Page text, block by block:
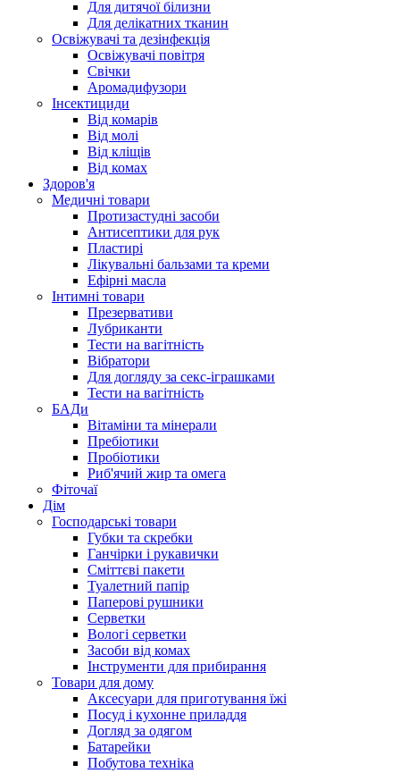
Для дитячої білизни
Для делікатних тканин
Освіжувачі та дезінфекція
Освіжувачі повітря
Свічки
Аромадифузори
Інсектициди
Від комарів
Від молі
Від кліщів
Від комах
Здоров'я
Медичні товари
Протизастудні засоби
Антисептики для рук
Пластирі
Лікувальні бальзами та креми
Ефірні масла
Інтимні товари
Презервативи
Лубриканти
Тести на вагітність
Вібратори
Для догляду за секс-іграшками
Тести на вагітність
БАДи
Вітаміни та мінерали
Пребіотики
Пробіотики
Риб'ячий жир та омега
Фіточаї
Дім
Господарські товари
Губки та скребки
Ганчірки і рукавички
Сміттєві пакети
Туалетний папір
Паперові рушники
Серветки
Вологі серветки
Засоби від комах
Інструменти для прибирання
Товари для дому
Аксесуари для приготування їжі
Посуд і кухонне приладдя
Догляд за одягом
Батарейки
Побутова техніка